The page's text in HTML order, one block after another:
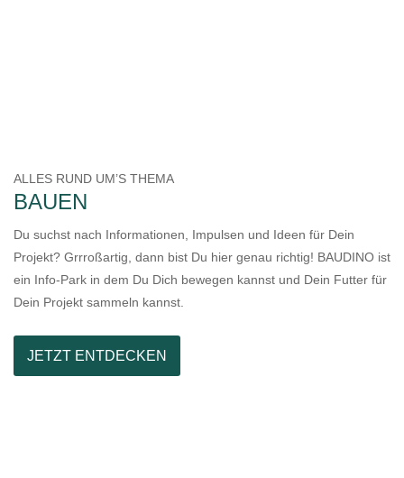
ALLES RUND UM’S THEMA
BAUEN
Du suchst nach Informationen, Impulsen und Ideen für Dein
Projekt? Grrroßartig, dann bist Du hier genau richtig! BAUDINO ist
ein Info-Park in dem Du Dich bewegen kannst und Dein Futter für
Dein Projekt sammeln kannst.
JETZT ENTDECKEN